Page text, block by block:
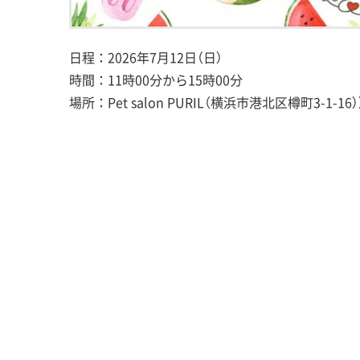
日程：2026年7月12日（日）
時間：11時00分から15時00分
場所：Pet salon PURIL（横浜市港北区樽町3-1-16）